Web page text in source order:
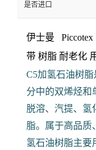
是否进口
伊士曼
带 树脂 耐老化
C5加氢石油树
分中的双烯烃和
脱溶、汽提、氢
脂。属于高品质
氢石油树脂主要